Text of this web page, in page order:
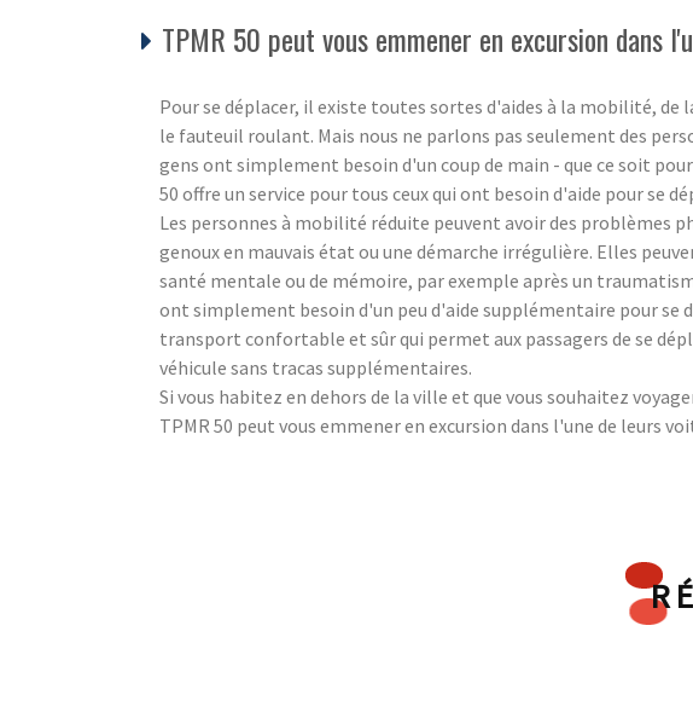
TPMR 50 peut vous emmener en excursion dans
Pour se déplacer, il existe toutes sortes d'aides à la mobilité, de
le fauteuil roulant. Mais nous ne parlons pas seulement des
gens ont simplement besoin d'un coup de main - que ce soit
50 offre un service pour tous ceux qui ont besoin d'aide pour se
Les personnes à mobilité réduite peuvent avoir des problèmes
genoux en mauvais état ou une démarche irrégulière. Elles
santé mentale ou de mémoire, par exemple après un
ont simplement besoin d'un peu d'aide supplémentaire pour se
transport confortable et sûr qui permet aux passagers de se
véhicule sans tracas supplémentaires.
Si vous habitez en dehors de la ville et que vous souhaitez
TPMR 50 peut vous emmener en excursion dans l'une de leurs